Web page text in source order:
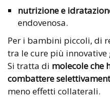
nutrizione e
endovenosa.
Per i bambini piccoli, di
tra le cure più innovative
Si tratta di molecole che
combattere
meno effetti collaterali.